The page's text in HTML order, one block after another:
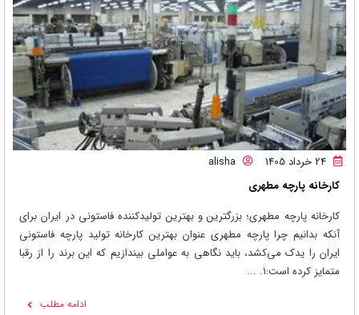
alisha
کارخانه پارچه مطهری
کارخانه پارچه مطهری؛ بزرگترین و بهترین تولیدکننده فاستونی در ایران برای
آنکه بدانیم چرا پارچه مطهری عنوان بهترین کارخانه تولید پارچه فاستونی
ایران را یدک می‌کشد، باید نگاهی به عواملی بیندازیم که این برند را از رقبا
متمایز کرده است:۱. ...
ادامه مطلب